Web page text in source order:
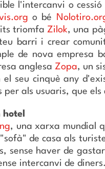
l'intercanvi o
o bé
triomfaZilok, una
barri i crear
de nova
anglesa Zopa, un
seu cinquè any
als usuaris, que
, una xarxa mundial
de casa als
sense haver de
intercanvi de